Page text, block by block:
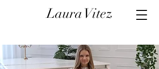
Laura Vitez